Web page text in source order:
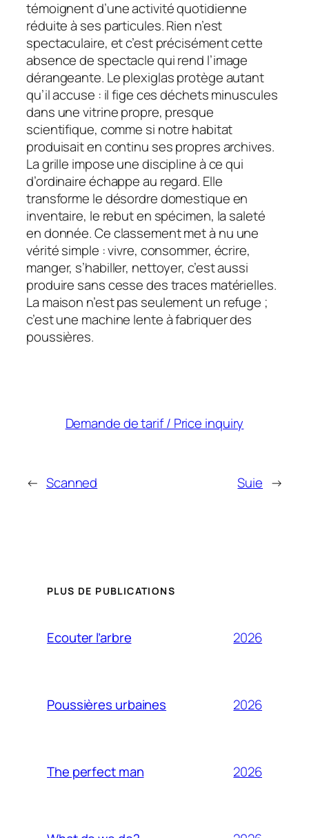
témoignent d’une activité quotidienne
réduite à ses particules. Rien n’est
spectaculaire, et c’est précisément cette
absence de spectacle qui rend l’image
dérangeante. Le plexiglas protège autant
qu’il accuse : il fige ces déchets minuscules
dans une vitrine propre, presque
scientifique, comme si notre habitat
produisait en continu ses propres archives.
La grille impose une discipline à ce qui
d’ordinaire échappe au regard. Elle
transforme le désordre domestique en
inventaire, le rebut en spécimen, la saleté
en donnée. Ce classement met à nu une
vérité simple : vivre, consommer, écrire,
manger, s’habiller, nettoyer, c’est aussi
produire sans cesse des traces matérielles.
La maison n’est pas seulement un refuge ;
c’est une machine lente à fabriquer des
poussières.
Demande de tarif / Price inquiry
← Scanned Suie →
PLUS DE PUBLICATIONS
Ecouter l’arbre 2026
Poussières urbaines 2026
The perfect man 2026